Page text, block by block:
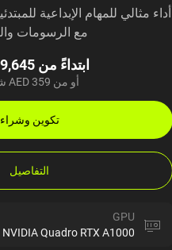
أداء مثالي للمهام الإبداعية
مع الرسومات
ابتداءً من AED 9,645
أو من AED 359 شهريًا
تكوين وشراء
التفاصيل
GPU
NVIDIA Quadro RTX A1000